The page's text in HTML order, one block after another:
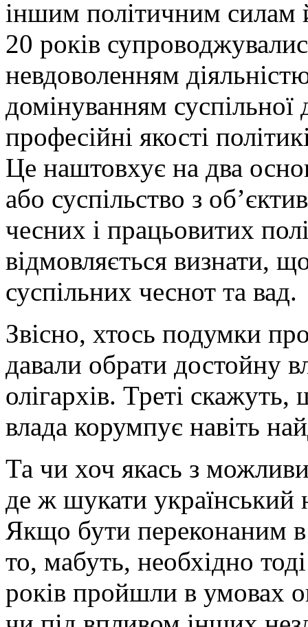
іншим політичним силам
20 років
невдоволенням
домінуванням
професійні якості
Це наштовхує на два
або суспільство з
чесних і працьовитих
відмовляється визнати,
суспільних чеснот та вад.
Звісно, хтось подумки
давали обрати достойну
олігархів. Треті
влада корумпує навіть
Та чи хоч якась з
де ж шукати український
Якщо бути переконаним
то, мабуть, необхідно
років пройшли в умовах